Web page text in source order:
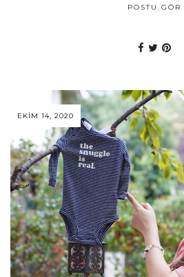
POSTU GÖR
EKIM 14, 2020